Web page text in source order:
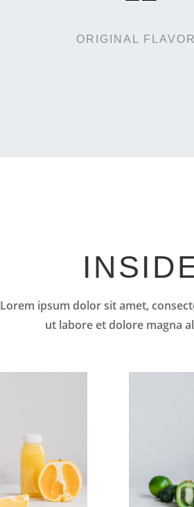
ORIGINAL
Lorem ipsum dolor sit amet,
ut labore et dolore magna